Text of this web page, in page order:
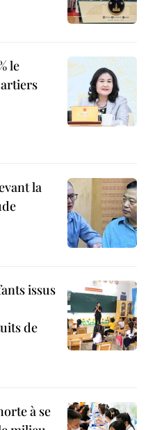
le
la
issus
de
à se